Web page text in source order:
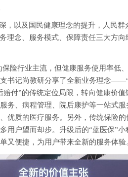
，以及国民健康理念的提升，人民群
理念、服务模式、保障责任三大方
险行业主流，但健康服务使用率低
书记尚教研分享了全新业务理念
付”的传统定位局限，转向健康价
务、病程管理、院后康护等一站式
优质的医疗服务。另外，传统保险
用户望而却步。升级后的“蓝医保”小
又便捷，为用户带来全新的服务体验